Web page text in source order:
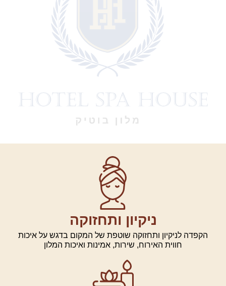
ניקיון ותחזוקה
הקפדה לניקיון ותחזוקה שוטפת של המקום בדגש על איכות
חווית האירוח, שירות, אמינות ואיכות המלון